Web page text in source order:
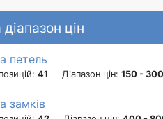
цін
петель
41 Діапазон цін: 150 - 300
замків